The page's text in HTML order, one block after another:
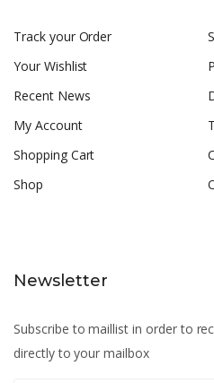
Track your Order
Your Wishlist
Recent News
My Account
Shopping Cart
Shop
Newsletter
Subscribe to maillist in order to
directly to your mailbox